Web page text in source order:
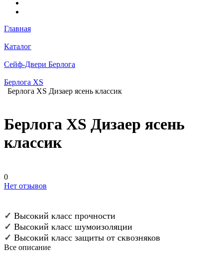
Главная
Каталог
Сейф-Двери Берлога
Берлога XS
Берлога XS Дизаер ясень классик
Берлога XS Дизаер ясень
классик
0
Нет отзывов
✓ Высокий класс прочности
✓ Высокий класс шумоизоляции
✓ Высокий класс защиты от сквозняков
Все описание